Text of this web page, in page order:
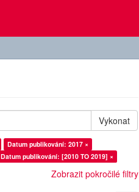
Vykonat
Datum publikování: 2017 ×
Datum publikování: [2010 TO 2019] ×
Zobrazit pokročilé filtry